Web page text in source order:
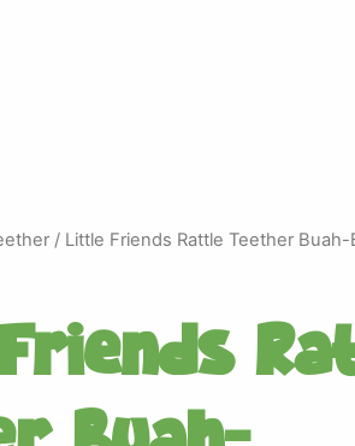
/ Little Friends Rattle Teether Buah-